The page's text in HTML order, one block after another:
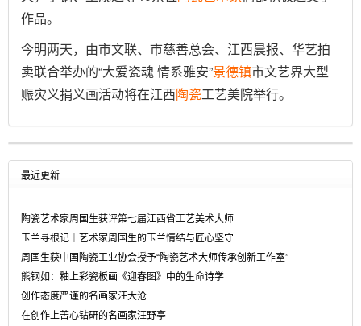
作品。
今明两天，由市文联、市慈善总会、江西晨报、华艺拍
卖联合举办的“大爱瓷魂 情系雅安”景德镇市文艺界大型
赈灾义捐义画活动将在江西陶瓷工艺美院举行。
最近更新
陶瓷艺术家周国生获评第七届江西省工艺美术大师
玉兰寻根记｜艺术家周国生的玉兰情结与匠心坚守
周国生获中国陶瓷工业协会授予“陶瓷艺术大师传承创新工作室”
熊钢如：釉上彩瓷板画《迎春图》中的生命诗学
创作态度严谨的名画家汪大沧
在创作上苦心钻研的名画家汪野亭